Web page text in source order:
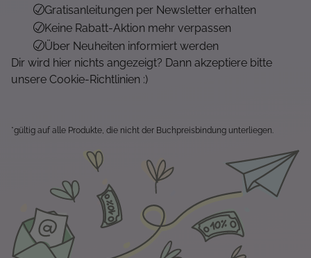
Gratisanleitungen per Newsletter erhalten
Keine Rabatt-Aktion mehr verpassen
Über Neuheiten informiert werden
Dir wird hier nichts angezeigt? Dann akzeptiere bitte
unsere Cookie-Richtlinien :)
*gültig auf alle Produkte, die nicht der Buchpreisbindung unterliegen.